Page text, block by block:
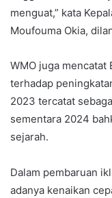
menguat,” kata
Moufouma Okia,
WMO juga
terhadap
2023 tercatat
sementara 2024
sejarah.
Dalam pembaruan
adanya kenaikan